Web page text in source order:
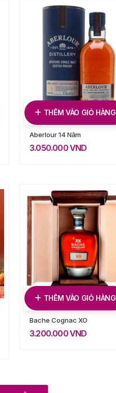
THÊM VÀO GIỎ HÀNG
Aberlour 14 Năm
3.050.000VND
THÊM VÀO GIỎ HÀNG
Bache Cognac XO
3.200.000VND